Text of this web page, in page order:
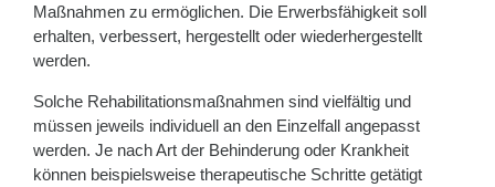
Maßnahmen zu ermöglichen. Die Erwerbsfähigkeit soll
erhalten, verbessert, hergestellt oder wiederhergestellt
werden.
Solche Rehabilitationsmaßnahmen sind vielfältig und
müssen jeweils individuell an den Einzelfall angepasst
werden. Je nach Art der Behinderung oder Krankheit
können beispielsweise therapeutische Schritte getätigt